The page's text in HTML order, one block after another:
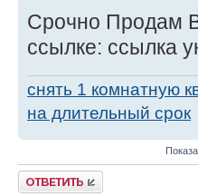
Срочно Продам
ссылке: ссылка
снять 1 комнатную
на длительный срок
Ответить